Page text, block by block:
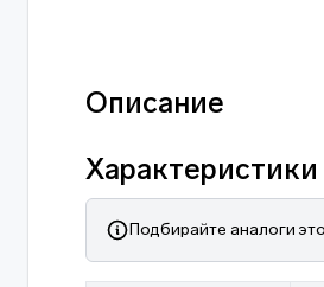
Описание
Характеристики
Подбирайте аналоги